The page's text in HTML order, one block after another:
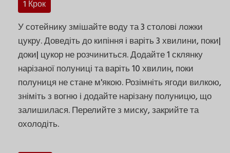
1 Крок
У сотейнику змішайте воду та 3 столові ложки
цукру. Доведіть до кипіння і варіть 3 хвилини, поки|
доки| цукор не розчиниться. Додайте 1 склянку
нарізаної полуниці та варіть 10 хвилин, поки
полуниця не стане м'якою. Розімніть ягоди вилкою,
зніміть з вогню і додайте нарізану полуницю, що
залишилася. Перелийте з миску, закрийте та
охолодіть.